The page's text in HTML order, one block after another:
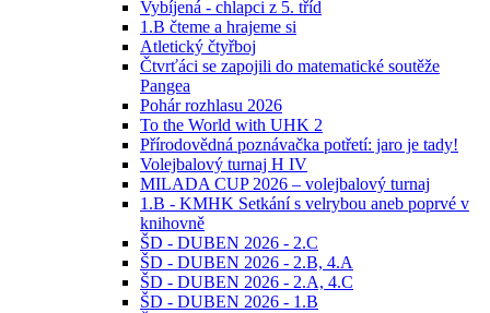
Vybíjená - chlapci z 5. tříd
1.B čteme a hrajeme si
Atletický čtyřboj
Čtvrťáci se zapojili do matematické soutěže
Pangea
Pohár rozhlasu 2026
To the World with UHK 2
Přírodovědná poznávačka potřetí: jaro je tady!
Volejbalový turnaj H IV
MILADA CUP 2026 – volejbalový turnaj
1.B - KMHK Setkání s velrybou aneb poprvé v
knihovně
ŠD - DUBEN 2026 - 2.C
ŠD - DUBEN 2026 - 2.B, 4.A
ŠD - DUBEN 2026 - 2.A, 4.C
ŠD - DUBEN 2026 - 1.B